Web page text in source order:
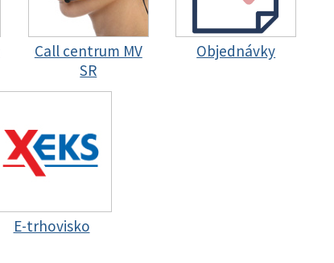
Call centrum MV
SR
Objednávky
E-trhovisko